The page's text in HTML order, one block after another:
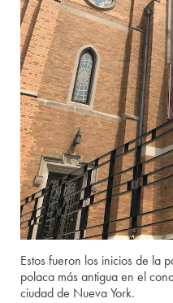
Estos fueron los inicios de la
polaca más antigua en el
ciudad de Nueva York.